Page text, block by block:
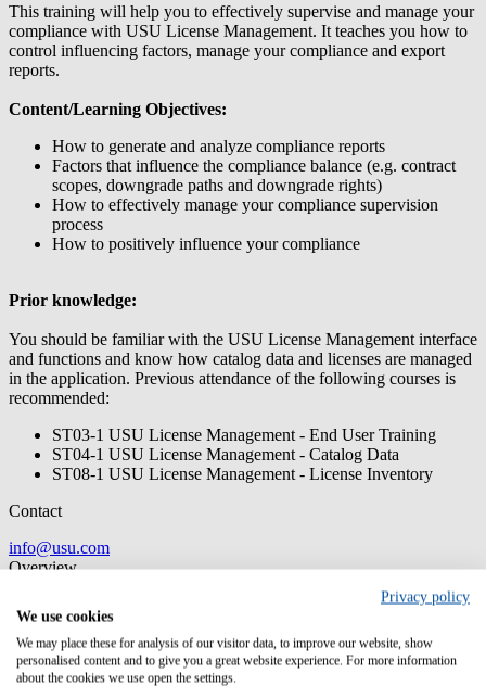
This training will help you to effectively supervise and manage your
compliance with USU License Management. It teaches you how to
control influencing factors, manage your compliance and export
reports.
Content/Learning Objectives:
How to generate and analyze compliance reports
Factors that influence the compliance balance (e.g. contract
scopes, downgrade paths and downgrade rights)
How to effectively manage your compliance supervision
process
How to positively influence your compliance
Prior knowledge:
You should be familiar with the USU License Management interface
and functions and know how catalog data and licenses are managed
in the application. Previous attendance of the following courses is
recommended:
ST03-1 USU License Management - End User Training
ST04-1 USU License Management - Catalog Data
ST08-1 USU License Management - License Inventory
Contact
info@usu.com
Overview
English, German, French
Privacy policy
We use cookies
We may place these for analysis of our visitor data, to improve our website, show
personalised content and to give you a great website experience. For more information
about the cookies we use open the settings.